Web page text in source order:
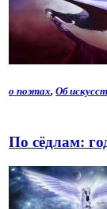
о поэтах, Об
По сёдлам: